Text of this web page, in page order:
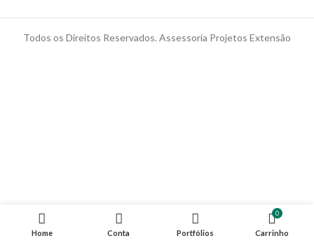
Todos os Direitos Reservados. Assessoria Projetos Extensão
Home Conta Portfólios
0
Carrinho